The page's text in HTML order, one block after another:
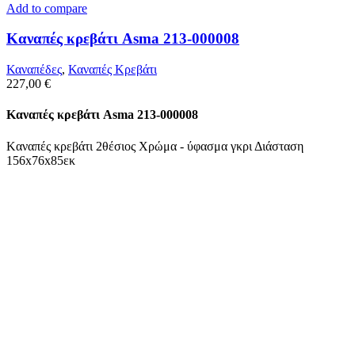
Add to compare
Kαναπές κρεβάτι Asma 213-000008
Καναπέδες, Καναπές Κρεβάτι
227,00 €
Kαναπές κρεβάτι Asma 213-000008
Kαναπές κρεβάτι 2θέσιος Χρώμα - ύφασμα γκρι Διάσταση
156x76x85εκ